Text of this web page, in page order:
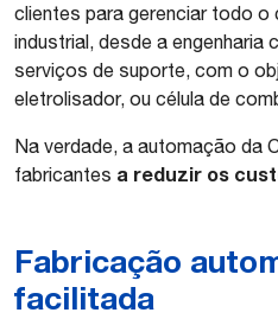
clientes para gerenciar todo
industrial, desde a
serviços de suporte, com o
eletrolisador, ou célula de
Na verdade, a automação da
fabricantes a reduzir os
Fabricação
facilitada